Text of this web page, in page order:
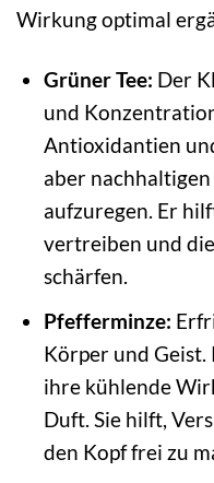
Wirkung optimal
Grüner Tee: Der
und
Antioxidantien
aber
aufzuregen. Er
vertreiben und
schärfen.
Pfefferminze:
Körper und
ihre kühlende
Duft. Sie hilft,
den Kopf frei zu